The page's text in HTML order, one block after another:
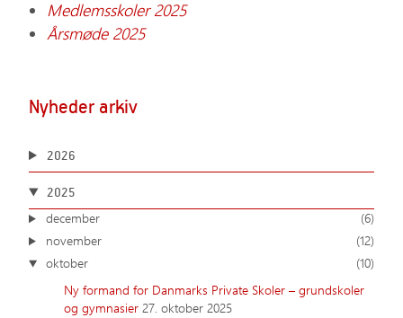
Medlemsskoler 2025
Årsmøde 2025
Nyheder arkiv
2026
2025
december
(6)
november
(12)
oktober
(10)
Ny formand for Danmarks Private Skoler – grundskoler
og gymnasier 27. oktober 2025